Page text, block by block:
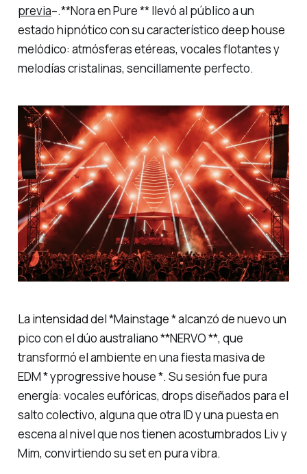
previa–.**Nora en Pure ** llevó al público a un
estado hipnótico con su característico deep house
melódico: atmósferas etéreas, vocales flotantes y
melodías cristalinas, sencillamente perfecto.
La intensidad del *Mainstage * alcanzó de nuevo un
pico con el dúo australiano **NERVO **, que
transformó el ambiente en una fiesta masiva de
EDM * yprogressive house *. Su sesión fue pura
energía: vocales eufóricas, drops diseñados para el
salto colectivo, alguna que otra ID y una puesta en
escena al nivel que nos tienen acostumbrados Liv y
Mim, convirtiendo su set en pura vibra.